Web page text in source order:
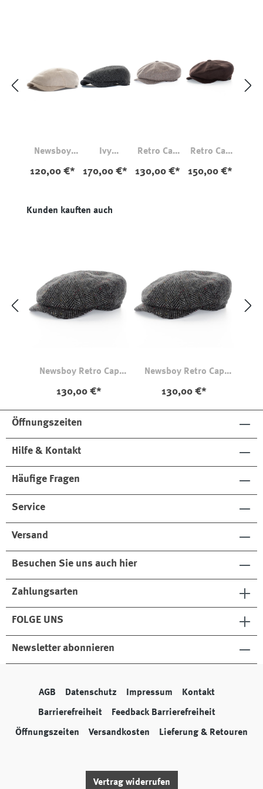
Newsboy
Leinen Sand
120,00 €*
Ivy
ry Cap mit
Grau
170,00 €*
Retro Cap
ster Beige
130,00 €*
Retro Cap
Braun
150,00 €*
Produktgalerie überspringen
Kunden kauften auch
Newsboy Retro Cap
130,00 €*
Newsboy Retro Cap
130,00 €*
Öffnungszeiten
Hilfe & Kontakt
Häufige Fragen
Service
Versand
Besuchen Sie uns auch hier
Zahlungsarten
FOLGE UNS
Newsletter abonnieren
AGB Datenschutz Impressum Kontakt
Barrierefreiheit Feedback Barrierefreiheit
Öffnungszeiten Versandkosten Lieferung & Retouren
Vertrag widerrufen